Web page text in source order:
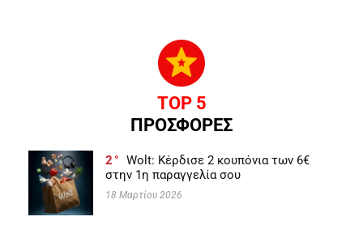
TOP 5
ΠΡΟΣΦΟΡΕΣ
2
Wolt: Κέρδισε 2 κουπόνια των 6€
στην 1η παραγγελία σου
18 Μαρτίου 2026